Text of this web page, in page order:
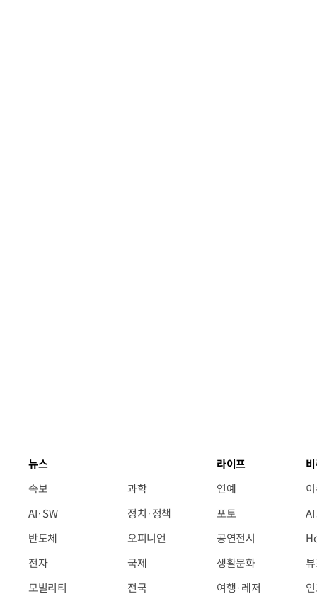
뉴스
속보
AI·SW
반도체
전자
모빌리티
과학
정치·정책
오피니언
국제
전국
라이프
연예
포토
공연전시
생활문화
여행·레저